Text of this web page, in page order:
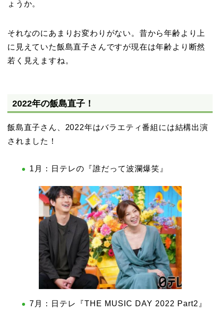
ょうか。
それなのにあまりお変わりがない。昔から年齢より上
に見えていた飯島直子さんですが現在は年齢より断然
若く見えますね。
2022年の飯島直子！
飯島直子さん、2022年はバラエティ番組には結構出演
されました！
1月：日テレの『誰だって波瀾爆笑』
7月：日テレ『THE MUSIC DAY 2022 Part2』